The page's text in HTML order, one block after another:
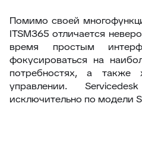
Помимо своей
ITSM365 отличается
время простым
фокусироваться на
потребностях, а также
управлении.
исключительно по модели